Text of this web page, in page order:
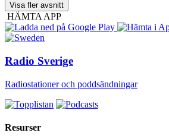
Visa fler avsnitt
HÄMTA APP
Radio Sverige
Radiostationer och poddsändningar
Resurser